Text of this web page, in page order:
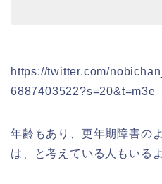
https://twitter.com/
年齢もあり、更年期障害の
は、と考えている人もいる